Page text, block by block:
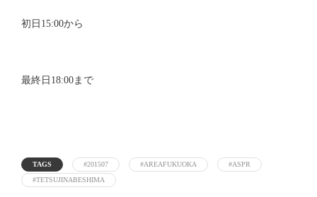
初日15:00から
最終日18:00まで
TAGS #201507 #AREAFUKUOKA
#ASPR
#TETSUJINABESHIMA